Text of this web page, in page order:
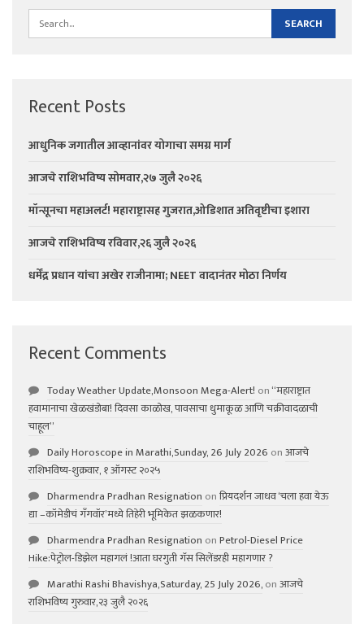
Recent Posts
आधुनिक जगातील आव्हानांवर योगाचा समग्र मार्ग
आजचे राशिभविष्य सोमवार,२७ जुलै २०२६
मॉन्सूनचा महाअलर्ट! महाराष्ट्रासह गुजरात,ओडिशात अतिवृष्टीचा इशारा
आजचे राशिभविष्य रविवार,२६ जुलै २०२६
धर्मेंद्र प्रधान यांचा अखेर राजीनामा; NEET वादानंतर मोठा निर्णय
Recent Comments
Today Weather Update,Monsoon Mega-Alert! on“महाराष्ट्रात
हवामानाचा खेळखंडोबा! दिवसा काळोख, पावसाचा धुमाकूळ आणि चक्रीवादळाची
चाहूल”
Daily Horoscope in Marathi,Sunday, 26 July 2026 onआजचे
राशिभविष्य-शुक्रवार, १ ऑगस्ट २०२५
Dharmendra Pradhan Resignation onप्रियदर्शन जाधव ‘चला हवा येऊ
द्या –कॉमेडीचं गॅंगवॉर’मध्ये तिहेरी भूमिकेत झळकणार!
Dharmendra Pradhan Resignation onPetrol-Diesel Price
Hike:पेट्रोल-डिझेल महागलं !आता घरगुती गॅस सिलेंडरही महागणार ?
Marathi Rashi Bhavishya,Saturday, 25 July 2026,onआजचे
राशिभविष्य गुरुवार,२३ जुलै २०२६